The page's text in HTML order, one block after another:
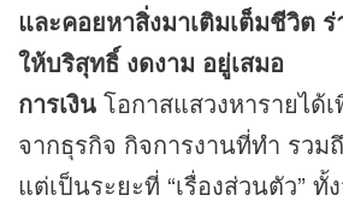
และคอยหาสิ่งมาเติมเต็มชีวิต
ให้บริสุทธิ์ งดงาม อยู่เสมอ
การเงิน โอกาสแสวงหารายได้
จากธุรกิจ กิจการงานที่ทำ รว
แต่เป็นระยะที่ “เรื่องส่วนตัว” ทั้